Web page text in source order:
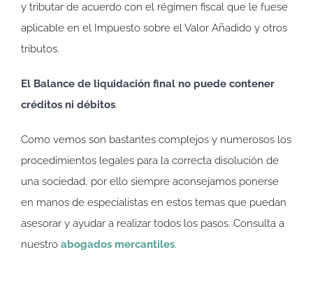
y tributar de acuerdo con el régimen fiscal que le fuese
aplicable en el Impuesto sobre el Valor Añadido y otros
tributos.
El Balance de liquidación final no puede contener
créditos ni débitos.
Como vemos son bastantes complejos y numerosos los
procedimientos legales para la correcta disolución de
una sociedad, por ello siempre aconsejamos ponerse
en manos de especialistas en estos temas que puedan
asesorar y ayudar a realizar todos los pasos. Consulta a
nuestro abogados mercantiles.